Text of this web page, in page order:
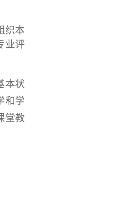
织本
业评
本状
和学
堂教